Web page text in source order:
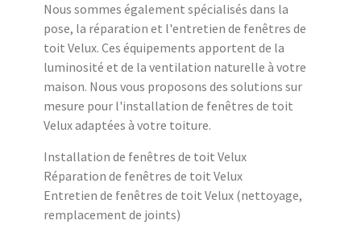
Nous sommes également spécialisés dans la
pose, la réparation et l'entretien de fenêtres de
toit Velux. Ces équipements apportent de la
luminosité et de la ventilation naturelle à votre
maison. Nous vous proposons des solutions sur
mesure pour l'installation de fenêtres de toit
Velux adaptées à votre toiture.
Installation de fenêtres de toit Velux
Réparation de fenêtres de toit Velux
Entretien de fenêtres de toit Velux (nettoyage,
remplacement de joints)